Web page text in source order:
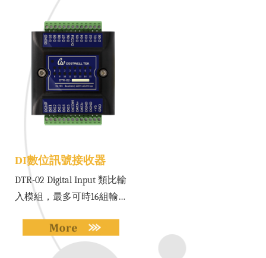
DI數位訊號接收器
DTR-02 Digital Input 類比輸
入模組，最多可時16組輸